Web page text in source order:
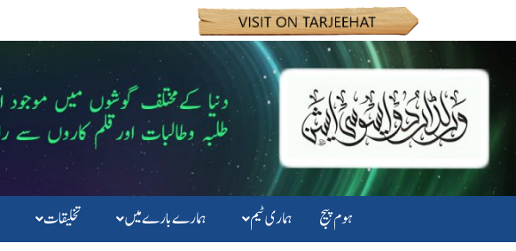
ہوم پیج ہماری ٹیم ہمارے بارے میں تخلیقات